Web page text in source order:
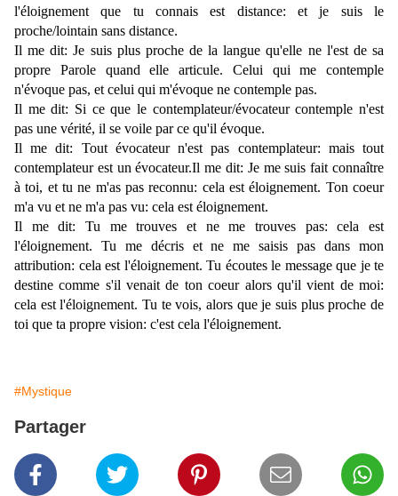
l'éloignement que tu connais est distance: et je suis le
proche/lointain sans distance.
Il me dit: Je suis plus proche de la langue qu'elle ne l'est de sa
propre Parole quand elle articule. Celui qui me contemple
n'évoque pas, et celui qui m'évoque ne contemple pas.
Il me dit: Si ce que le contemplateur/évocateur contemple n'est
pas une vérité, il se voile par ce qu'il évoque.
Il me dit: Tout évocateur n'est pas contemplateur: mais tout
contemplateur est un évocateur.Il me dit: Je me suis fait connaître
à toi, et tu ne m'as pas reconnu: cela est éloignement. Ton coeur
m'a vu et ne m'a pas vu: cela est éloignement.
Il me dit: Tu me trouves et ne me trouves pas: cela est
l'éloignement. Tu me décris et ne me saisis pas dans mon
attribution: cela est l'éloignement. Tu écoutes le message que je te
destine comme s'il venait de ton coeur alors qu'il vient de moi:
cela est l'éloignement. Tu te vois, alors que je suis plus proche de
toi que ta propre vision: c'est cela l'éloignement.
#Mystique
Partager